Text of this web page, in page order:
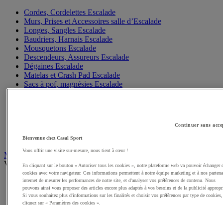
Cordes, Cordelettes Escalade
Murs, Prises et Accessoires salle d’Escalade
Longes, Sangles Escalade
Baudriers, Harnais Escalade
Mousquetons Escalade
Descendeurs, Assureurs Escalade
Dégaines Escalade
Matelas et Crash Pad Escalade
Sacs à pof, magnésies Escalade
Sacs Escalade
Mobilité Urbaine
Voir tous les produits
Skateboards, rollers
Vélos
Casques Vélo
Continuer sans
Bienvenue chez Casal Sport
Vous offrir une visite sur-mesure, nous tient à cœur !
En cliquant sur le bouton « Autoriser tous les cookies », notre plateforme web va pouvoir échanger
cookies avec votre navigateur. Ces informations permettent à notre équipe marketing et à nos
internet de mesurer les performances de notre site, et d'analyser vos préférences de contenu. Nous
pouvons ainsi vous proposer des articles encore plus adaptés à vos besoins et de la publicité
Si vous souhaitez plus d'informations sur les finalités et choisir vos préférences par type de cookies,
cliquez sur « Paramètres des cookies ».